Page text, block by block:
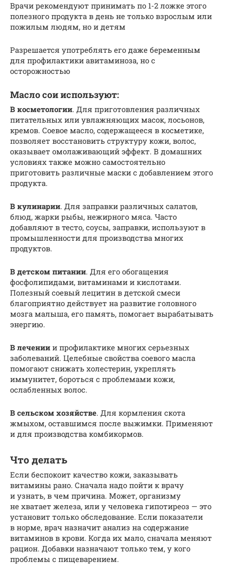
Врачи рекомендуют принимать по 1-2 ложке этого
полезного продукта в день не только взрослым или
пожилым людям, но и детям
Разрешается употреблять его даже беременным
для профилактики авитаминоза, но с
осторожностью
Масло сои используют:
В косметологии. Для приготовления различных
питательных или увлажняющих масок, лосьонов,
кремов. Соевое масло, содержащееся в косметике,
позволяет восстановить структуру кожи, волос,
оказывает омолаживающий эффект. В домашних
условиях также можно самостоятельно
приготовить различные маски с добавлением этого
продукта.
В кулинарии. Для заправки различных салатов,
блюд, жарки рыбы, нежирного мяса. Часто
добавляют в тесто, соусы, заправки, используют в
промышленности для производства многих
продуктов.
В детском питании. Для его обогащения
фосфолипидами, витаминами и кислотами.
Полезный соевый лецитин в детской смеси
благоприятно действует на развитие головного
мозга малыша, его память, помогает вырабатывать
энергию.
В лечении и профилактике многих серьезных
заболеваний. Целебные свойства соевого масла
помогают снижать холестерин, укреплять
иммунитет, бороться с проблемами кожи,
ослабленных волос.
В сельском хозяйстве. Для кормления скота
жмыхом, оставшимся после выжимки. Применяют
и для производства комбикормов.
Что делать
Если беспокоит качество кожи, заказывать
витамины рано. Сначала надо пойти к врачу
и узнать, в чем причина. Может, организму
не хватает железа, или у человека гипотиреоз — это
установит только обследование. Если показатели
в норме, врач назначит анализ на содержание
витаминов в крови. Когда их мало, сначала меняют
рацион. Добавки назначают только тем, у кого
проблемы с пищеварением.